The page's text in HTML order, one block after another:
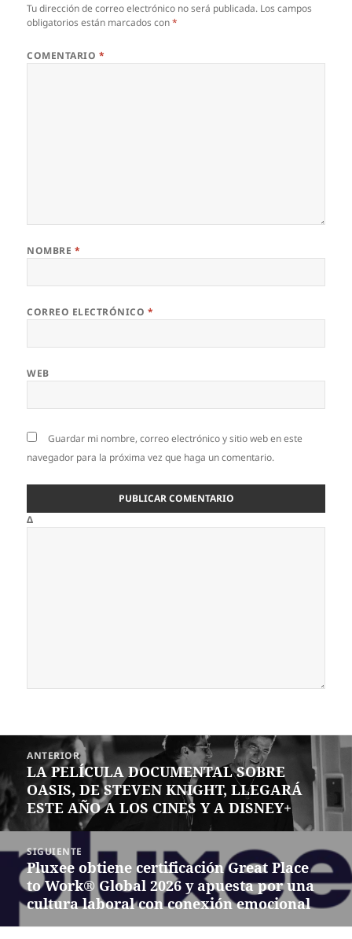
Tu dirección de correo electrónico no será publicada. Los campos
obligatorios están marcados con*
COMENTARIO *
NOMBRE *
CORREO ELECTRÓNICO *
WEB
Guardar mi nombre, correo electrónico y sitio web en este
navegador para la próxima vez que haga un comentario.
Δ
Navegación
entradas
ANTERIOR
Entrada
anterior:
LA PELÍCULA DOCUMENTAL SOBRE
OASIS, DE STEVEN KNIGHT, LLEGARÁ
ESTE AÑO A LOS CINES Y A DISNEY+
SIGUIENTE
Siguiente
entrada:
Pluxee obtiene certificación Great Place
to Work® Global 2026 y apuesta por una
cultura laboral con conexión emocional